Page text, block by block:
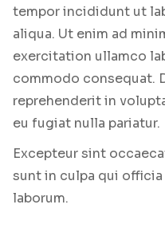
tempor incididunt ut
aliqua. Ut enim ad
exercitation ullamco
commodo consequat.
reprehenderit in
eu fugiat nulla pariatur.
Excepteur sint
sunt in culpa qui
laborum.